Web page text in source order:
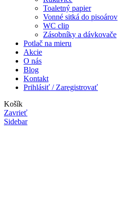
Toaletný papier
Vonné sitká do pisoárov
WC clip
Zásobníky a dávkovače
Potlač na mieru
Akcie
O nás
Blog
Kontakt
Prihlásiť / Zaregistrovať
Košík
Zavrieť
Sidebar